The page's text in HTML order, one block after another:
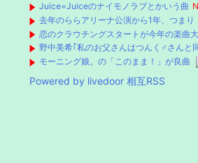
Juice=Juiceのナイモノラブとかいう曲
去年のららアリーナ公演から1年、つま
恋のクラウチングスタートが今年の楽曲
野中美希｢私のお父さんはつんく♂さんと
モーニング娘。の「このまま！」が良曲
Powered by livedoor 相互RSS